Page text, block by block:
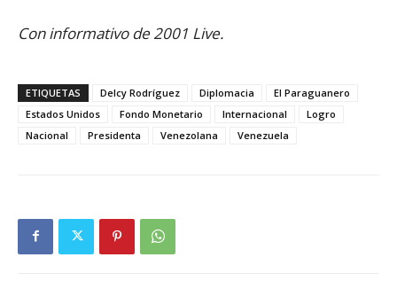
Con informativo de 2001 Live.
ETIQUETAS Delcy Rodríguez Diplomacia
El Paraguanero
Estados Unidos
Fondo Monetario Internacional
Logro
Nacional
Presidenta Venezolana Venezuela